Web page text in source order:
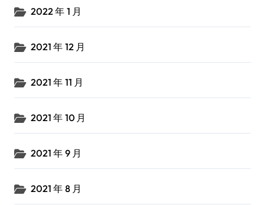
2022 年 1 月
2021 年 12 月
2021 年 11 月
2021 年 10 月
2021 年 9 月
2021 年 8 月